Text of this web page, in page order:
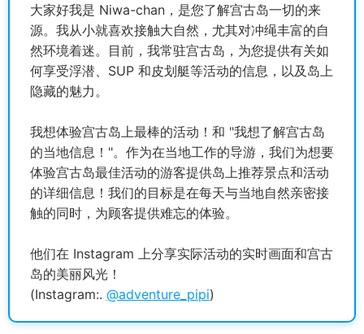
大家好我是 Niwa-chan，是您了解宫古岛一切的来
源。我从小就喜欢接触大自然，尤其对冲绳丰富的自
然环境着迷。目前，我常驻宫古岛，为您提供有关如
何享受浮潜、SUP 和皮划艇等活动的信息，以及岛上
隐藏的魅力。
我想体验宫古岛上最棒的活动！和 "我想了解宫古岛
的当地信息！"。作为在当地工作的导游，我们为想要
体验宫古岛最佳活动的游客提供岛上推荐景点和活动
的详细信息！我们的目标是在每天与当地自然亲密接
触的同时，为顾客提供难忘的体验。
他们在 Instagram 上分享实际活动的实时画面和宫古
岛的美丽风光！
(Instagram:. @adventure_pipi)